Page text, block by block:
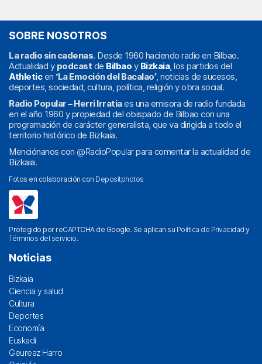
SOBRE NOSOTROS
La radio sin cadenas. Desde 1960 haciendo radio en Bilbao.
Actualidad y podcast de Bilbao y Bizkaia, los partidos del
Athleticen ‘La Emoción del Bacalao’, noticias de sucesos,
deportes, sociedad, cultura, política, religión y obra social.
Radio Popular – Herri Irratiaes una emisora de radio fundada
en el año 1960 y propiedad del obispado de Bilbao con una
programación de carácter generalista, que va dirigida a todo el
territorio histórico de Bizkaia.
Menciónanos con @RadioPopularpara comentar la actualidad de
Bizkaia.
Fotos en colaboración con Depositphotos
Protegido por reCAPTCHA de Google. Se aplican su Política de Privacidad y
Términos del servicio.
Noticias
Bizkaia
Ciencia y salud
Cultura
Deportes
Economía
Euskadi
Geureaz Harro